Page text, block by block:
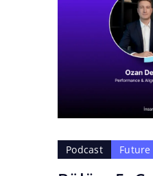
Podcast